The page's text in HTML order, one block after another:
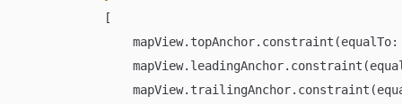
            [